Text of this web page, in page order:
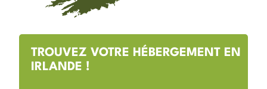
TROUVEZ VOTRE HÉBERGEMENT EN
IRLANDE !